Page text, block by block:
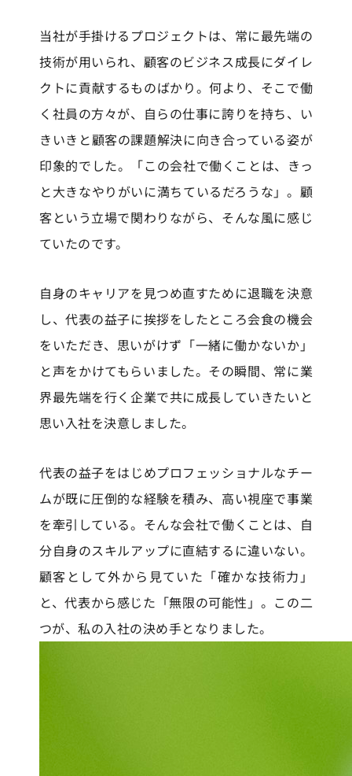
当社が手掛けるプロジェクトは、常に最先端の
技術が用いられ、顧客のビジネス成長にダイレ
クトに貢献するものばかり。何より、そこで働
く社員の方々が、自らの仕事に誇りを持ち、い
きいきと顧客の課題解決に向き合っている姿が
印象的でした。「この会社で働くことは、きっ
と大きなやりがいに満ちているだろうな」。顧
客という立場で関わりながら、そんな風に感じ
ていたのです。
自身のキャリアを見つめ直すために退職を決意
し、代表の益子に挨拶をしたところ会食の機会
をいただき、思いがけず「一緒に働かないか」
と声をかけてもらいました。その瞬間、常に業
界最先端を行く企業で共に成長していきたいと
思い入社を決意しました。
代表の益子をはじめプロフェッショナルなチー
ムが既に圧倒的な経験を積み、高い視座で事業
を牽引している。そんな会社で働くことは、自
分自身のスキルアップに直結するに違いない。
顧客として外から見ていた「確かな技術力」
と、代表から感じた「無限の可能性」。この二
つが、私の入社の決め手となりました。